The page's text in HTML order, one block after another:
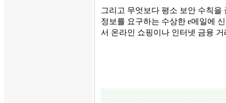
그리고 무엇보다 평소 보안 수칙
정보를 요구하는 수상한 e메일에
서 온라인 쇼핑이나 인터넷 금융